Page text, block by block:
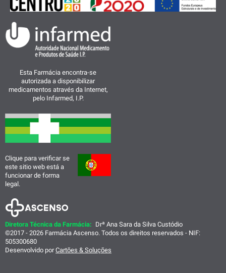
Esta Farmácia encontra-se
autorizada a disponibilizar
medicamentos através da Internet,
pelo Infarmed, I.P.
Clique para verificar se
este sitio web está a
funcionar de forma
legal.
Diretora Técnica da Farmácia: Drª Ana Sara da Silva Custódio
©2017 - 2026 Farmácia Ascenso. Todos os direitos reservados - NIF:
505300680
Desenvolvido porCartões & Soluções